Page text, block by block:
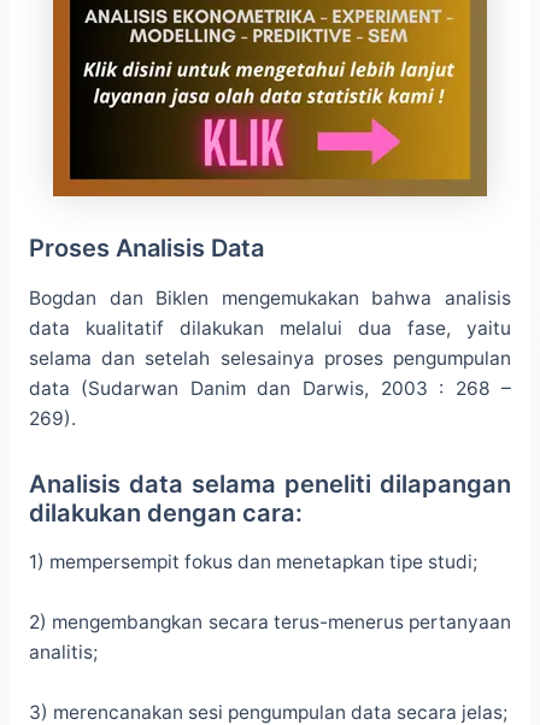
Proses Analisis Data
Bogdan dan Biklen mengemukakan bahwa analisis
data kualitatif dilakukan melalui dua fase, yaitu
selama dan setelah selesainya proses pengumpulan
data (Sudarwan Danim dan Darwis, 2003 : 268 –
269).
Analisis data selama peneliti dilapangan
dilakukan dengan cara:
1) mempersempit fokus dan menetapkan tipe studi;
2) mengembangkan secara terus-menerus pertanyaan
analitis;
3) merencanakan sesi pengumpulan data secara jelas;